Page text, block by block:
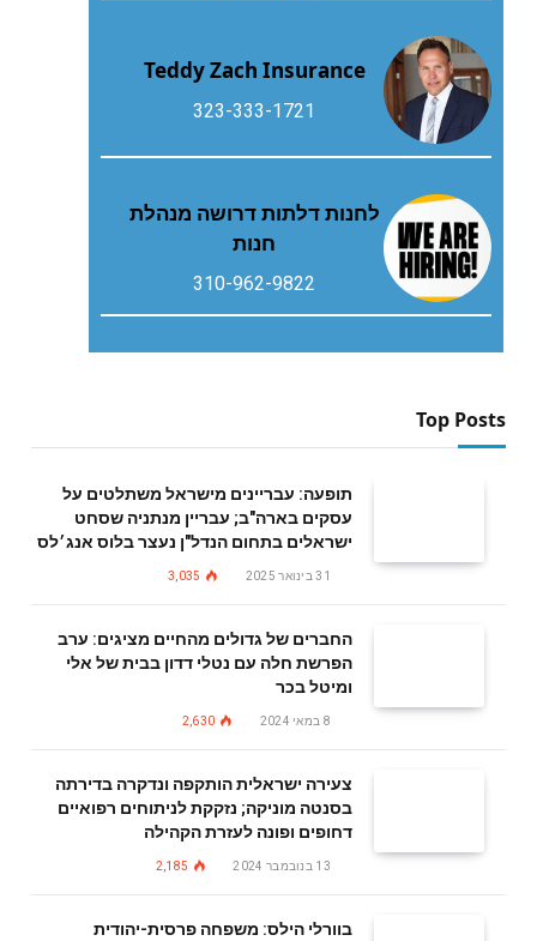
Teddy Zach Insurance
323-333-1721
לחנות דלתות דרושה מנהלת
חנות
310-962-9822
Top Posts
תופעה: עבריינים מישראל משתלטים על
עסקים בארה"ב; עבריין מנתניה שסחט
ישראלים בתחום הנדל"ן נעצר בלוס אנג׳לס
31 בינואר 2025 3,035
החברים של גדולים מהחיים מציגים: ערב
הפרשת חלה עם נטלי דדון בבית של אלי
ומיטל בכר
8 במאי 2024 2,630
צעירה ישראלית הותקפה ונדקרה בדירתה
בסנטה מוניקה; נזקקת לניתוחים רפואיים
דחופים ופונה לעזרת הקהילה
13 בנובמבר 2024 2,185
בוורלי הילס: משפחה פרסית-יהודית